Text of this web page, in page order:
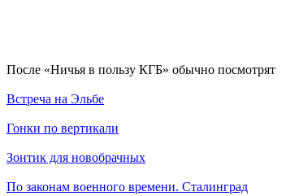
По­сле «Ничья в пользу КГБ» обыч­но по­смот­рят
Встреча на Эльбе
Гонки по вертикали
Зонтик для новобрачных
По законам военного времени. Сталинград